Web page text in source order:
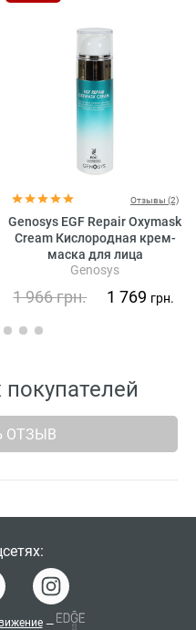
Отзывы (2)
Genosys EGF Repair Oxymask
Cream Кислородная крем-
маска для лица
Genosys
1 966грн. 1 769 грн.
ОТЗЫВ
—